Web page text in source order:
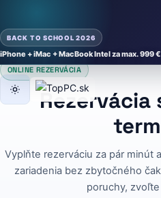
BACK TO SCHOOL 2026
iPhone + iMac + MacBook Intel za max. 999 €
Režim
ONLINE REZERVÁCIA
Rezervácia
Vyplňte rezerváciu za pár minút
zariadenia bez zbytočného
poruchy,